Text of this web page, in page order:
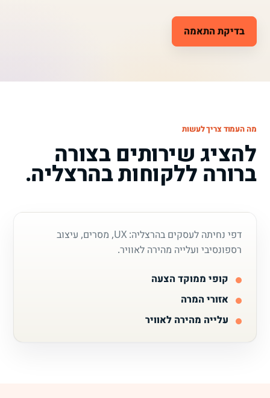
בדיקת התאמה
מה העמוד צריך לעשות
להציג שירותים בצורה
ברורה ללקוחות בהרצליה.
דפי נחיתה לעסקים בהרצליה: UX, מסרים, עיצוב
רספונסיבי ועלייה מהירה לאוויר.
קופי ממוקד הצעה
אזורי המרה
עלייה מהירה לאוויר